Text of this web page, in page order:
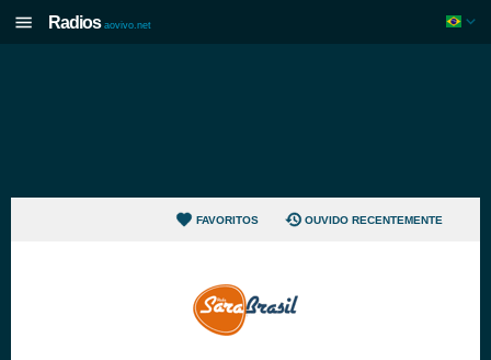
Radios aovivo.net
FAVORITOS OUVIDO RECENTEMENTE